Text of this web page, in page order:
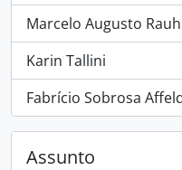
Marcelo Augusto
, 8 resultados
Karin Tallini
, 2 resultados
Fabrício Sobrosa
, 1 resultados
Assunto